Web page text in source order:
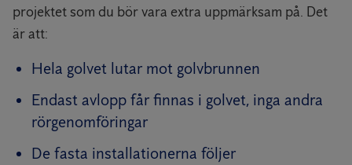
projektet som du bör vara extra uppmärksam på. Det
är att:
Hela golvet lutar mot golvbrunnen
Endast avlopp får finnas i golvet, inga andra
rörgenomföringar
De fasta installationerna följer